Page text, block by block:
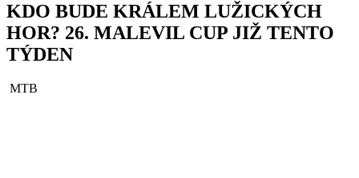
KDO BUDE KRÁLEM LUŽICKÝCH
HOR? 26. MALEVIL CUP JIŽ TENTO
TÝDEN
MTB